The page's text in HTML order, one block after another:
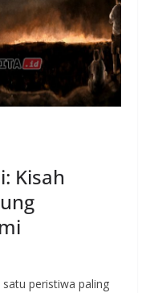
Kisah
peristiwa paling